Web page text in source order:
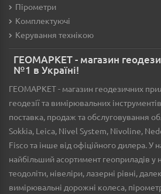
Пірометри
Комплектуючі
Керування технікою
ГЕОМАРКЕТ - магазин
№1 в Україні!
ГЕОМАРКЕТ - магазин геодезичних
геодезії та вимірювальних
поставка, продаж та обслуговування
Sokkia, Leica, Nivel System, Nivoline,
Fisco та інше від офіційного дилера. У
найбільший асортимент геоприладів у
теодоліти, нівеліри, лазерні рівні,
вимірювальні дорожні колеса,